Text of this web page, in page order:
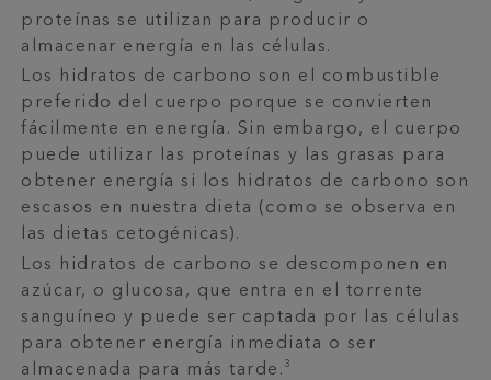
proteínas se utilizan para producir o
almacenar energía en las células.
Los hidratos de carbono son el combustible
preferido del cuerpo porque se convierten
fácilmente en energía. Sin embargo, el cuerpo
puede utilizar las proteínas y las grasas para
obtener energía si los hidratos de carbono son
escasos en nuestra dieta (como se observa en
las dietas cetogénicas).
Los hidratos de carbono se descomponen en
azúcar, o glucosa, que entra en el torrente
sanguíneo y puede ser captada por las células
para obtener energía inmediata o ser
almacenada para más tarde. 3